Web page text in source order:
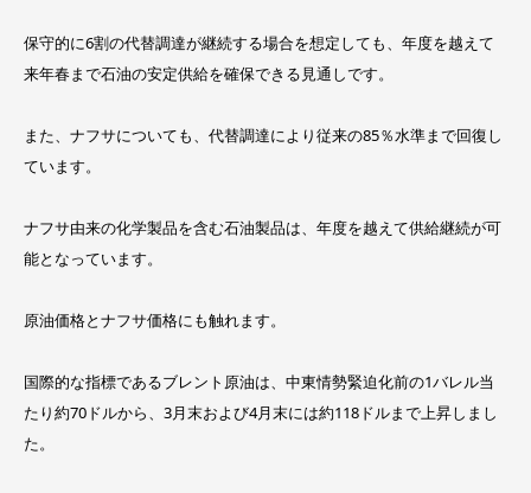
保守的に6割の代替調達が継続する場合を想定しても、年度を越えて
来年春まで石油の安定供給を確保できる見通しです。
また、ナフサについても、代替調達により従来の85％水準まで回復し
ています。
ナフサ由来の化学製品を含む石油製品は、年度を越えて供給継続が可
能となっています。
原油価格とナフサ価格にも触れます。
国際的な指標であるブレント原油は、中東情勢緊迫化前の1バレル当
たり約70ドルから、3月末および4月末には約118ドルまで上昇しまし
た。